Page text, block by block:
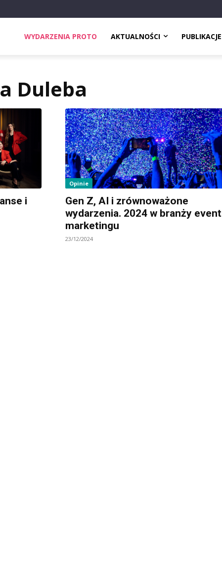
WYDARZENIA PROTO AKTUALNOŚCI PUBLIKACJE
Duleba
i
Opinie
Gen Z, AI i zrównoważone
wydarzenia. 2024 w branży event
marketingu
23/12/2024